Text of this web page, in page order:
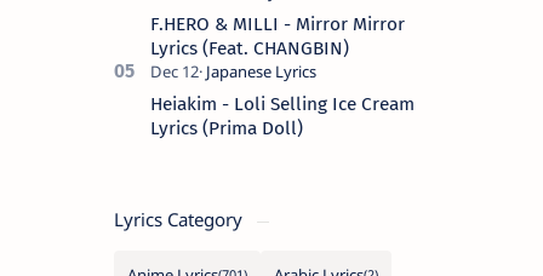
F.HERO & MILLI - Mirror Mirror
Lyrics (Feat. CHANGBIN)
Heiakim - Loli Selling Ice Cream
Lyrics (Prima Doll)
Lyrics Category